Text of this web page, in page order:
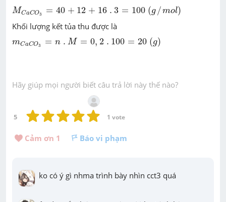
MCaCO3 = 40 + 12 + 16 . 3 = 100 (g
MC 40+ 12+16 .3= 100 g /
/ mol)
m ol)
Khối lượng kết tủa thu được là
mCaCO3 = n . M = 0, 2 . 100 = 20 (g)
m 3= n M= 0,2 . 100 =20 (g
Hãy giúp mọi người biết câu trả lời này thế nào?
5 1 vote
Cảm ơn 1 Báo vi phạm
ko có ý gì nhma trình bày nhìn cct3 quá